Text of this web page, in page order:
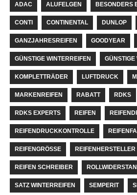
ADAC ALUFELGEN BESONDERS
CONTI CONTINENTAL DUNLOP
GANZJAHRESREIFEN GOODYEAR
GÜNSTIGE WINTERREIFEN GÜNSTIGE
KOMPLETTRÄDER LUFTDRUCK
MARKENREIFEN RABATT RDKS
RDKS EXPERTS REIFEN
REIFENDRUCKKONTROLLE
REIFENGRÖSSE REIFENHERSTELLER
REIFEN SCHREIBER
SATZ WINTERREIFEN SEMPERIT